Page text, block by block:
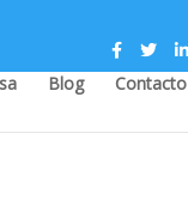
Blog Contacto